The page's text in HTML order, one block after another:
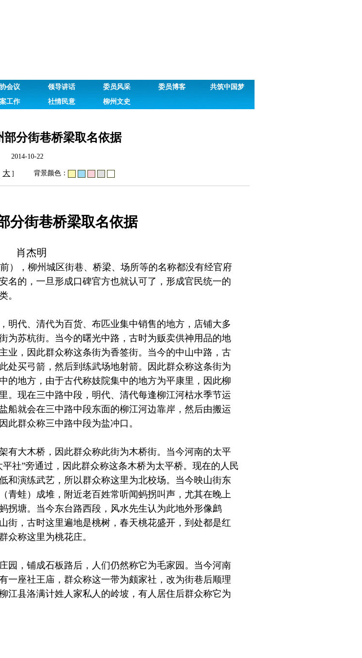
会议 领导讲话 委员风采 委员博客
共筑中国梦
工作 社情民意 柳州文史
部分街巷桥梁取名依据
2014-10-22
大 ] 背景颜色：
分街巷桥梁取名依据
肖杰明
），柳州城区街巷、桥梁、场所等的名称都没有经官府
名的，一旦形成口碑官方也就认可了，形成官民统一的
。
代、清代为百货、布匹业集中销售的地方，店铺大多
为苏杭街。当今的曙光中路，古时为贩卖供神用品的地
业，因此群众称这条街为香签街。当今的中山中路，古
处买弓箭，然后到练武场地射箭。因此群众称这条街为
的地方，由于古代称妓院集中的地方为平康里，因此柳
。现在三中路中段，明代、清代每逢柳江河枯水季节运
船就会在三中路中段东面的柳江河边靠岸，然后由搬运
此群众称三中路中段为盐冲口。
大木桥，因此群众称此街为木桥街。当今河南的太平
社”旁通过，因此群众称这条木桥为太平桥。现在的人民
和演练武艺，所以群众称这里为北校场。当今映山街东
青蛙）成堆，附近老百姓常听闻蚂拐叫声，尤其在晚上
拐塘。当今东台路西段，风水先生认为此地外形像鹧
街，古时这里遍地是桃树，春天桃花盛开，到处都是红
众称这里为桃花庄。
，铺成石板路后，人们仍然称它为毛家园。当今河南
一座社王庙，群众称这一带为颇家社，改为街巷后顺理
江县洛满计姓人家私人的岭坡，有人居住后群众称它为